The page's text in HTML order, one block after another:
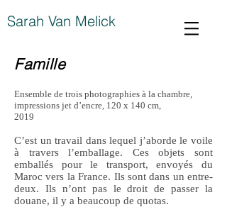
Sarah Van Melick
Famille
Ensemble de trois photographies à la chambre,
impressions jet d’encre, 120 x 140 cm,
2019
C’est un travail dans lequel j’aborde le voile
à travers l’emballage. Ces objets sont
emballés pour le transport, envoyés du
Maroc vers la France. Ils sont dans un entre-
deux. Ils n’ont pas le droit de passer la
douane, il y a beaucoup de quotas.